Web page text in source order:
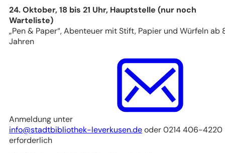
24. Oktober, 18 bis 21 Uhr, Hauptstelle (nur noch
Warteliste)
„Pen & Paper“, Abenteuer mit Stift, Papier und Würfeln ab
Jahren
Anmeldung unter
info
stadtbibliothek-leverkusendeoder 0214 406-4220
erforderlich